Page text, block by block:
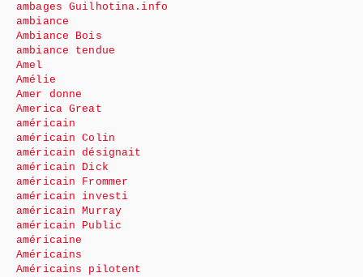
ambages Guilhotina.info
ambiance
Ambiance Bois
ambiance tendue
Amel
Amélie
Amer donne
America Great
américain
américain Colin
américain désignait
américain Dick
américain Frommer
américain investi
américain Murray
américain Public
américaine
Américains
Américains pilotent